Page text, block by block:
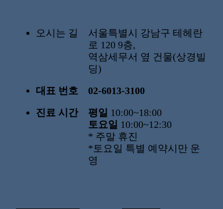
오시는 길
서울특별시 강남구 테헤란
로 120 9층,
역삼세무서 옆 건물(상경빌
딩)
대표 번호 02-6013-3100
진료 시간 평일 10:00~18:00
토요일 10:00~12:30
* 주말 휴진
*토요일 특별 예약시만 운
영